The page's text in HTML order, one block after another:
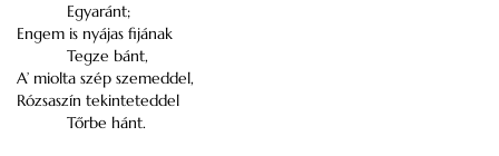
Egyaránt;
Engem is nyájas fijának
Tegze bánt,
A’ miolta szép szemeddel,
Rózsaszín tekinteteddel
Tőrbe hánt.